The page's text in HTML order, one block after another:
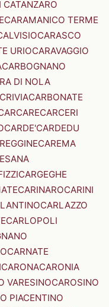
CATANZARO
CARAMANICO TERME
CARASCO
URIOCARAVAGGIO
CARBOGNANO
DI NOLA
CARBONATE
CARCERI
CARDE'CARDEDU
CAREMA
CARGEGHE
CARINAROCARINI
CARLAZZO
CARLOPOLI
CARNATE
CARONACARONIA
VARESINOCAROSINO
PIACENTINO